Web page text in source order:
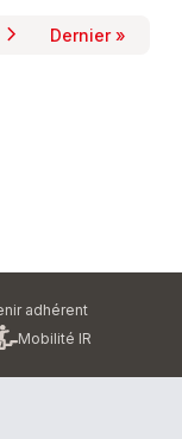
Page suivante
chevron_right Dernière
Dernier »
adhérent
Mobilité IR